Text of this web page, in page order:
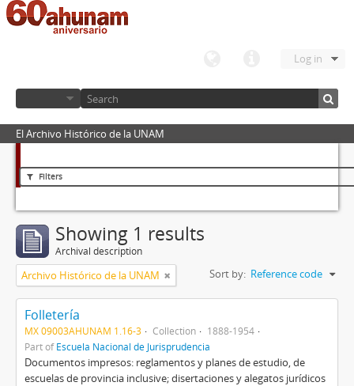
Log in
El Archivo Histórico de la UNAM
Filters
Showing 1 results
Archival description
Archivo Histórico de la UNAM Sort by: Reference code
Folletería
MX 09003AHUNAM 1.16-3 Collection
1888-1954
Part ofEscuela Nacional de Jurisprudencia
Documentos impresos: reglamentos y planes de estudio, de
escuelas de provincia inclusive; disertaciones y alegatos jurídicos